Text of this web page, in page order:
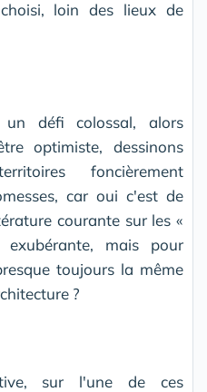
loin des lieux de
un défi colossal, alors
optimiste, dessinons
foncièrement
car oui c'est de
courante sur les «
mais pour
toujours la même
?
sur l'une de ces